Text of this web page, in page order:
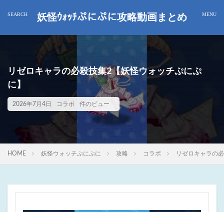
妖怪ｳｫｯﾁぷにぷに攻略動画まとめ
リゼロキャラの必殺技集2【妖怪ウォッチぷにぷ
に】
2026年7月4日 コラボ 件のビュー
HOME 妖怪ウォッチぷにぷに 攻略 コラボ リゼロキャラの